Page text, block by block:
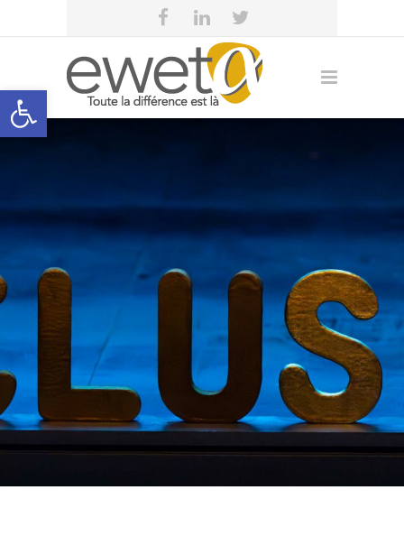
Open toolbar
eweta